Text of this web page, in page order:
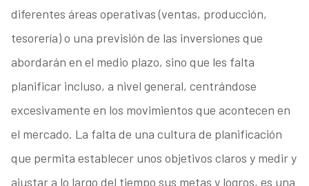
diferentes áreas operativas (ventas, producción,
tesorería) o una previsión de las inversiones que
abordarán en el medio plazo, sino que les falta
planificar incluso, a nivel general, centrándose
excesivamente en los movimientos que acontecen en
el mercado. La falta de una cultura de planificación
que permita establecer unos objetivos claros y medir y
ajustar a lo largo del tiempo sus metas y logros, es una